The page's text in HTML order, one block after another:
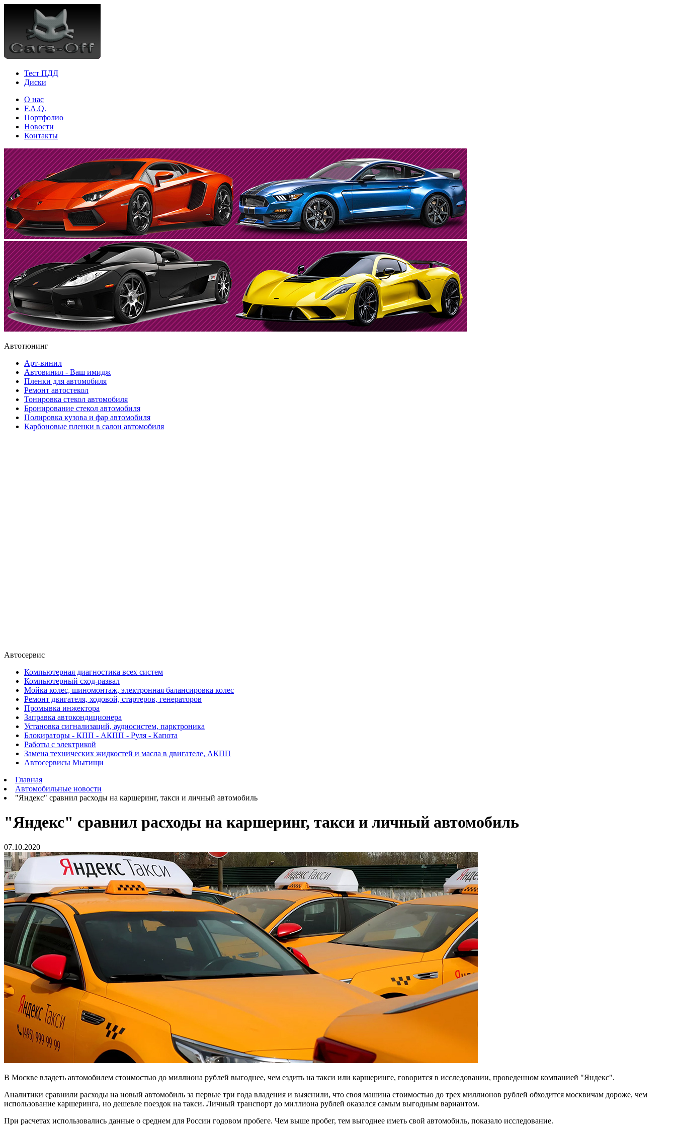
Тест ПДД
Диски
О нас
F.A.Q.
Портфолио
Новости
Контакты
Автотюнинг
Арт-винил
Автовинил - Ваш имидж
Пленки для автомобиля
Ремонт автостекол
Тонировка стекол автомобиля
Бронирование стекол автомобиля
Полировка кузова и фар автомобиля
Карбоновые пленки в салон автомобиля
Автосервис
Компьютерная диагностика всех систем
Компьютерный сход-развал
Мойка колес, шиномонтаж, электронная балансировка колес
Ремонт двигателя, ходовой, стартеров, генераторов
Промывка инжектора
Заправка автокондиционера
Установка сигнализаций, аудиосистем, парктроника
Блокираторы - КПП - АКПП - Руля - Капота
Работы с электрикой
Замена технических жидкостей и масла в двигателе, АКПП
Автосервисы Мытищи
Главная
Автомобильные новости
"Яндекс" сравнил расходы на каршеринг, такси и личный автомобиль
"Яндекс" сравнил расходы на каршеринг, такси и личный автомобиль
07.10.2020
В Москве владеть автомобилем стоимостью до миллиона рублей выгоднее, чем ездить на такси или каршеринге, говорится в исследовании, проведенном компанией "Яндекс".
Аналитики сравнили расходы на новый автомобиль за первые три года владения и выяснили, что своя машина стоимостью до трех миллионов рублей обходится москвичам дороже, чем
использование каршеринга, но дешевле поездок на такси. Личный транспорт до миллиона рублей оказался самым выгодным вариантом.
При расчетах использовались данные о среднем для России годовом пробеге. Чем выше пробег, тем выгоднее иметь свой автомобиль, показало исследование.